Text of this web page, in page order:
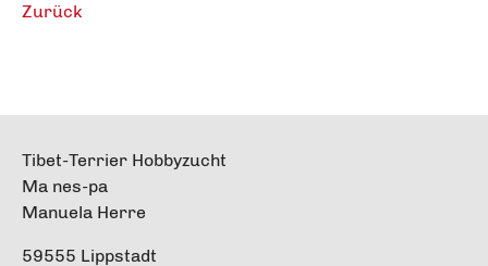
Zurück
Tibet-Terrier Hobbyzucht
Ma nes-pa
Manuela Herre
59555 Lippstadt